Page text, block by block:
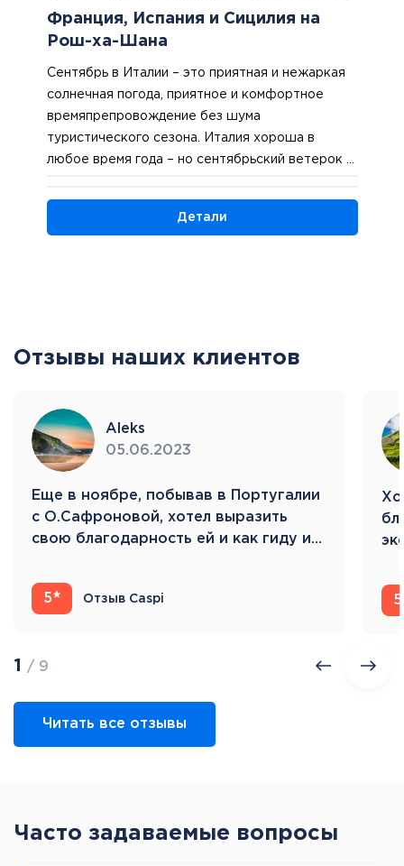
Франция, Испания и Сицилия на
Рош-ха-Шана
Сентябрь в Италии – это приятная и нежаркая
солнечная погода, приятное и комфортное
времяпрепровождение без шума
туристического сезона. Италия хороша в
любое время года – но сентябрьский ветерок и
путешествие прекрасным! Наш самолет
приземлится в Риме, и после проверки
летняя резиденция Папы Римского. Завершив
лайнера. Размещение в каютах и первое
знакомство с огромным кораблем. Выходим в
море – наш круиз начинается! 7 ночей на борту
Детали
Отзывы наших клиентов
Aleks
05.06.2023
Eще в ноябре, побывав в Португалии
с О.Сафроновой, хотел выразить
свою благодарность ей и как гиду и…
5 Отзыв Caspi 5
1 / 9
Читать все отзывы
Часто задаваемые вопросы